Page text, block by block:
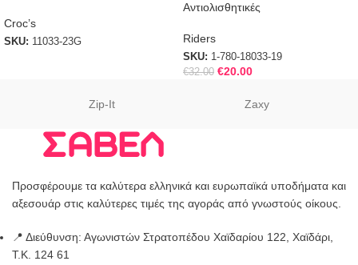
Croc’s
SKU: 11033-23G
Αντιολισθητικές
Riders
SKU: 1-780-18033-19
€32.00 €20.00
Zip-It Zaxy
Προσφέρουμε τα καλύτερα ελληνικά και ευρωπαϊκά υποδήματα και
αξεσουάρ στις καλύτερες τιμές της αγοράς από γνωστούς οίκους.
📍 Διεύθυνση: Αγωνιστών Στρατοπέδου Χαϊδαρίου 122, Χαϊδάρι,
Τ.Κ. 124 61